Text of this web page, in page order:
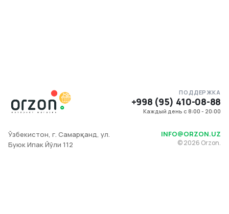
ПОДДЕРЖКА
+998 (95) 410-08-88
Каждый день с 8:00 - 20:00
Ўзбекистон, г. Самарқанд, ул.
Буюк Ипак Йўли 112
INFO@ORZON.UZ
©2026 Orzon.